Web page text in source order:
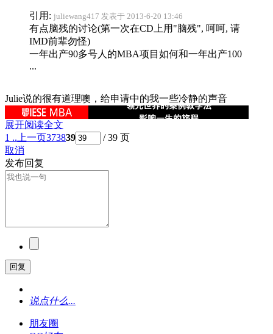
引用: juliewang417 发表于 2013-6-20 13:46
有点脑残的讨论(第一次在CD上用"脑残", 呵呵, 请
IMD前辈勿怪)
一年出产90多号人的MBA项目如何和一年出产100
...
Julie说的很有道理噢，给申请中的我一些冷静的声音
展开阅读全文
1 .. 上一页373839
/ 39 页
取消
发布回复
回复
说点什么...
朋友圈